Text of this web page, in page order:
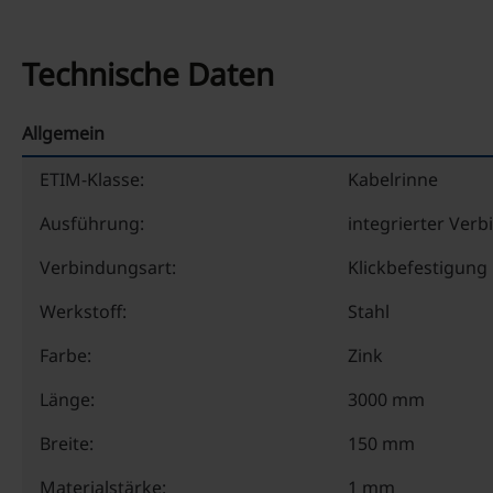
Technische Daten
Allgemein
ETIM-Klasse:
Kabelrinne
Ausführung:
integrierter
Verbindungsart:
Klickbefestigung
Werkstoff:
Stahl
Farbe:
Zink
Länge:
3000 mm
Breite:
150 mm
Materialstärke:
1 mm